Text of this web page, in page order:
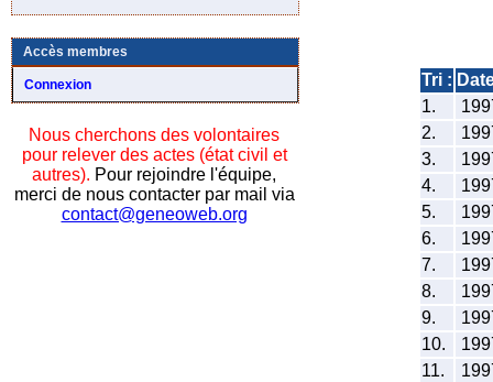
Accès membres
Connexion
Nous cherchons des volontaires
pour relever des actes (état civil et
autres). Pour rejoindre l'équipe,
merci de nous contacter par mail via
contact@geneoweb.org
Tri :
1.
2.
3.
4.
5.
6.
7.
8.
9.
10.
11.